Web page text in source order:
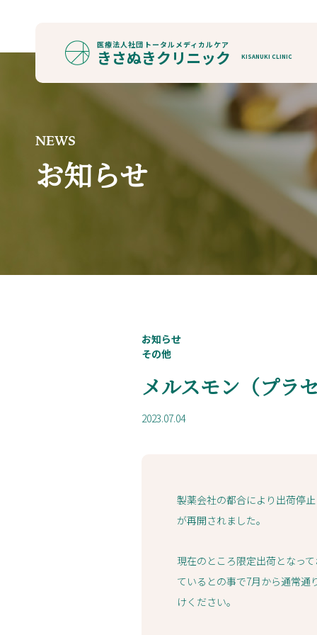
医療法人社団 トータルメディカルケア
きさぬきクリニック KISANUKI CLINIC
NEWS
お知らせ
お知らせ
その他
メルスモン（プラ
2023.07.04
製薬会社の都合により出荷停
が再開されました。
現在のところ限定出荷となっ
ているとの事で7月から通常通
けください。